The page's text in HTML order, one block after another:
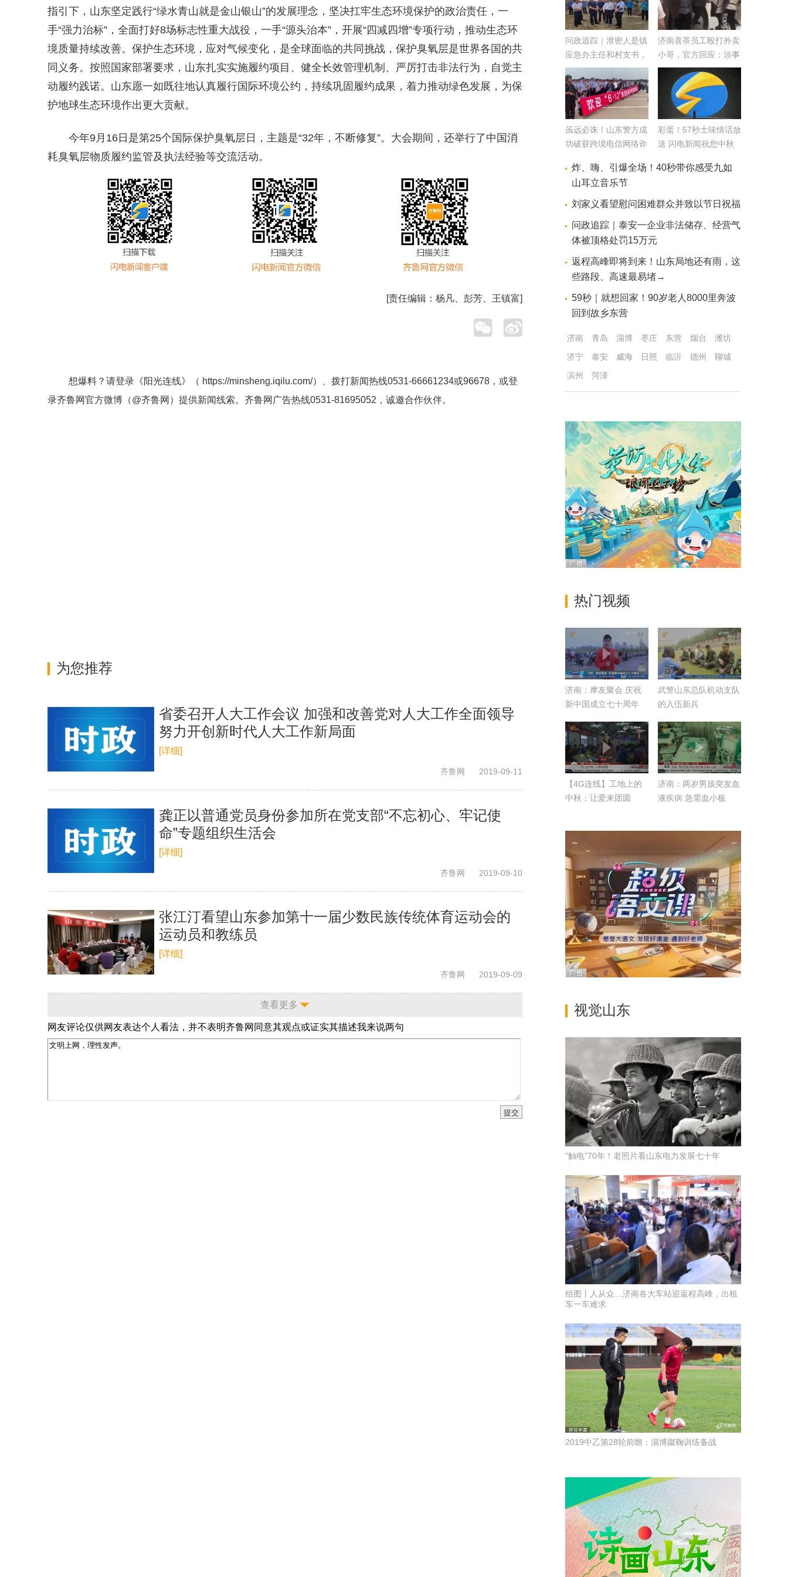
指引下，山东坚定践行“绿水青山就是金山银山”的发展理念，坚决扛牢生态环境保护的政治责任，一
手“强力治标”，全面打好8场标志性重大战役，一手“源头治本”，开展“四减四增”专项行动，推动生态环
境质量持续改善。保护生态环境，应对气候变化，是全球面临的共同挑战，保护臭氧层是世界各国的共
同义务。按照国家部署要求，山东扎实实施履约项目、健全长效管理机制、严厉打击非法行为，自觉主
动履约践诺。山东愿一如既往地认真履行国际环境公约，持续巩固履约成果，着力推动绿色发展，为保
护地球生态环境作出更大贡献。
今年9月16日是第25个国际保护臭氧层日，主题是“32年，不断修复”。大会期间，还举行了中国消
耗臭氧层物质履约监管及执法经验等交流活动。
[责任编辑： 杨凡、彭芳、王镇富]
想爆料？请登录《阳光连线》（ https://minsheng.iqilu.com/）、拨打新闻热线0531-66661234或96678，或登
录齐鲁网官方微博（@齐鲁网 ）提供新闻线索。齐鲁网广告热线0531-81695052 ，诚邀合作伙伴。
为您推荐
省委召开人大工作会议 加强和改善党对人大工作全面领导
努力开创新时代人大工作新局面
[详细]
齐鲁网 2019-09-11
龚正以普通党员身份参加所在党支部“不忘初心、牢记使
命”专题组织生活会
[详细]
齐鲁网 2019-09-10
张江汀看望山东参加第十一届少数民族传统体育运动会的
运动员和教练员
[详细]
齐鲁网 2019-09-09
查看更多
网友评论仅供网友表达个人看法，并不表明齐鲁网同意其观点或证实其描述我来说两句
问政追踪｜泄密人是镇
应急办主任和村支书，
村支书和涉事厂主是亲
兄弟！三人被控制！
济南喜茶员工殴打外卖
小哥，官方回应：涉事
员工全辞退
虽远必诛！山东警方成
功破获跨境电信网络诈
彩蛋！57秒土味情话放
送 闪电新闻祝您中秋
炸、嗨、引爆全场！40秒带你感受九如
山耳立音乐节
刘家义看望慰问困难群众并致以节日祝福
问政追踪｜泰安一企业非法储存、经营气
体被顶格处罚15万元
返程高峰即将到来！山东局地还有雨，这
些路段、高速最易堵→
59秒｜就想回家！90岁老人8000里奔波
回到故乡东营
济南 青岛 淄博 枣庄 东营 烟台
潍坊
济宁
泰安 威海 日照 临沂 德州
聊城
滨州
菏泽
热门视频
济南：摩友聚会 庆祝
新中国成立七十周年
武警山东总队机动支队
的入伍新兵
【4G连线】工地上的
中秋：让爱来团圆
济南：两岁男孩突发血
液疾病 急需血小板
视觉山东
“触电”70年！老照片看山东电力发展七十年
组图丨人从众…济南各大车站迎返程高峰，出租
车一车难求
2019中乙第28轮前瞻：淄博蹴鞠训练备战